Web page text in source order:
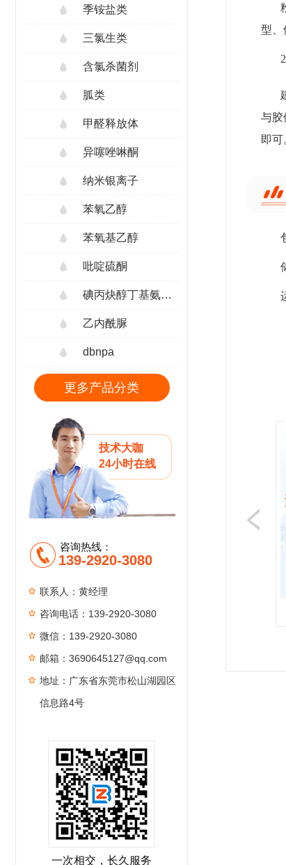
季铵盐类
三氯生类
含氯杀菌剂
胍类
甲醛释放体
异噻唑啉酮
纳米银离子
苯氧乙醇
苯氧基乙醇
吡啶硫酮
碘丙炔醇丁基氨甲酸酯
乙内酰脲
dbnpa
更多产品分类
技术大咖
24小时在线
咨询热线：
139-2920-3080
联系人：黄经理
咨询电话：139-2920-3080
微信：139-2920-3080
邮箱：3690645127@qq.com
地址：广东省东莞市松山湖园区
信息路4号
一次相交，长久服务
型、
与胶
即可